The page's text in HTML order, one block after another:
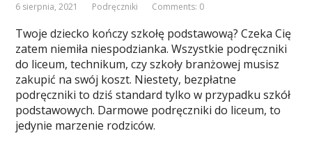
6 sierpnia, 2021 Podręczniki Comments: 0
Twoje dziecko kończy szkołę podstawową? Czeka Cię
zatem niemiła niespodzianka. Wszystkie podręczniki
do liceum, technikum, czy szkoły branżowej musisz
zakupić na swój koszt. Niestety, bezpłatne
podręczniki to dziś standard tylko w przypadku szkół
podstawowych. Darmowe podręczniki do liceum, to
jedynie marzenie rodziców.